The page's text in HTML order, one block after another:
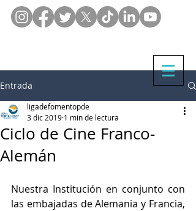
Entrada
Ciclo de Cine Franco-
Alemán
ligadefomentopde
3 dic 2019 1 min de lectura
Nuestra Institución en conjunto con
las embajadas de Alemania y Francia,